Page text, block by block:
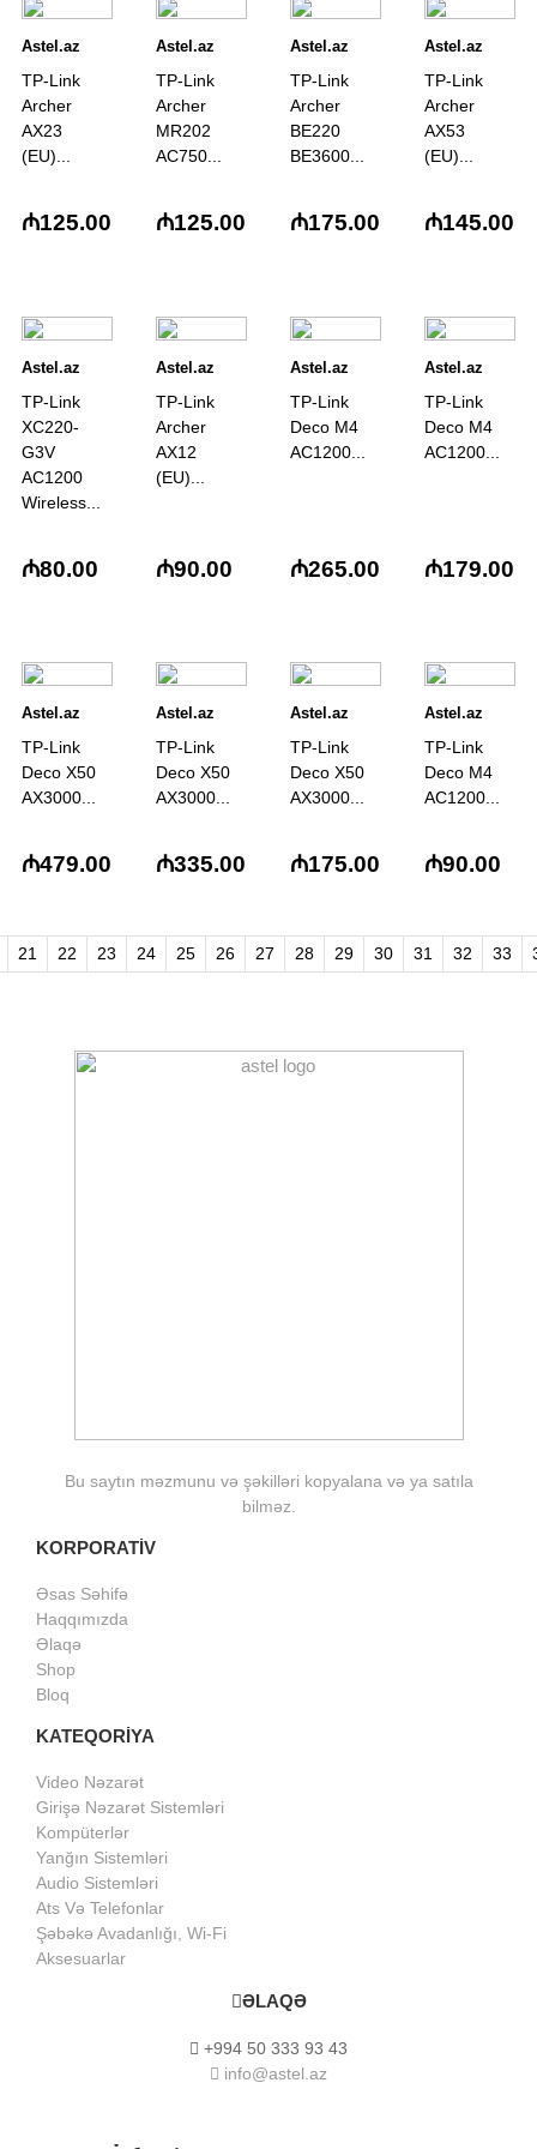
Astel.az
TP-Link
Archer
AX23
(EU)...
₼125.00
Astel.az
TP-Link
Archer
MR202
AC750...
₼125.00
Astel.az
TP-Link
Archer
BE220
BE3600...
₼175.00
Astel.az
TP-Link
Archer
AX53
(EU)...
₼145.00
Astel.az
TP-Link
XC220-
G3V
AC1200
Wireless...
₼80.00
Astel.az
TP-Link
Archer
AX12
(EU)...
₼90.00
Astel.az
TP-Link
Deco M4
AC1200...
₼265.00
Astel.az
TP-Link
Deco M4
AC1200...
₼179.00
Astel.az
TP-Link
Deco X50
AX3000...
₼479.00
Astel.az
TP-Link
Deco X50
AX3000...
₼335.00
Astel.az
TP-Link
Deco X50
AX3000...
₼175.00
Astel.az
TP-Link
Deco M4
AC1200...
₼90.00
21 22 23 24 25 26 27 28 29 30 31 32 33
Bu saytın məzmunu və şəkilləri kopyalana və ya satıla
bilməz.
KORPORATİV
Əsas Səhifə
Haqqımızda
Əlaqə
Shop
Bloq
KATEQORİYA
Video Nəzarət
Girişə Nəzarət Sistemləri
Kompüterlər
Yanğın Sistemləri
Audio Sistemləri
Ats Və Telefonlar
Şəbəkə Avadanlığı, Wi-Fi
Aksesuarlar
ƏLAQƏ
+994 50 333 93 43
info@astel.az